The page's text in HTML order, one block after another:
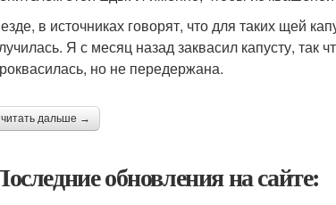
в источниках говорят, что для таких щей
Я с месяц назад заквасил капусту,
но не передержана.
читать дальше →
обновления на сайте: